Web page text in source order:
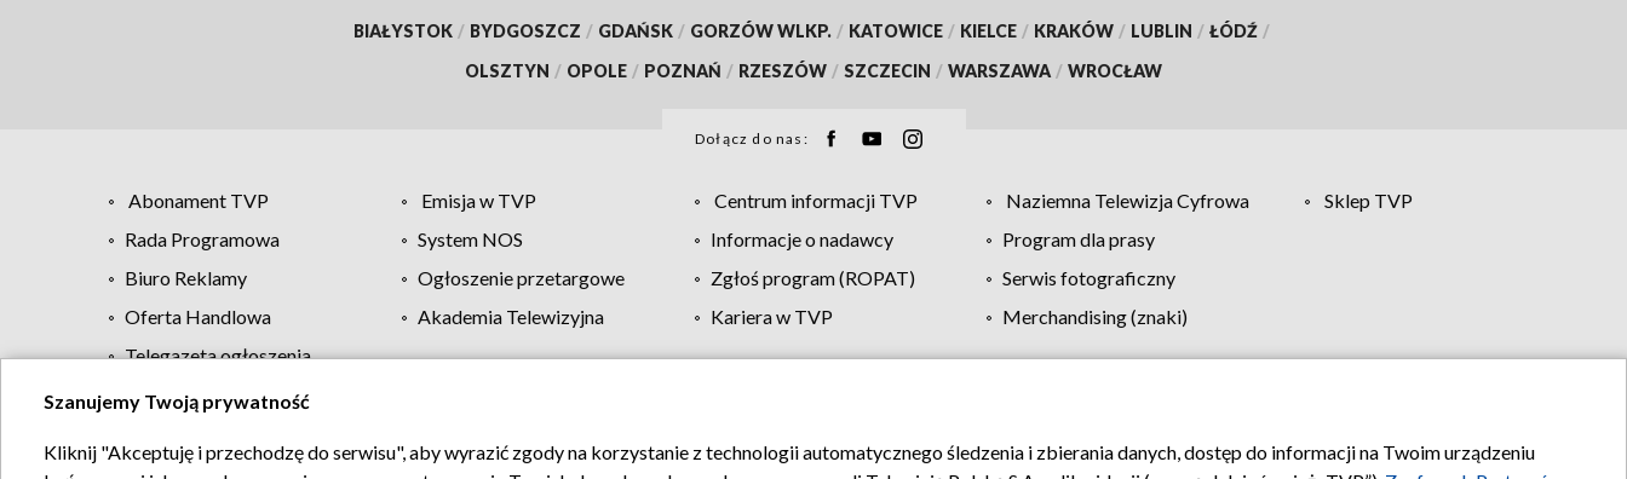
BIAŁYSTOK / BYDGOSZCZ / GDAŃSK / GORZÓW WLKP. / KATOWICE / KIELCE / KRAKÓW / LUBLIN / ŁÓDŹ /
OLSZTYN / OPOLE / POZNAŃ / RZESZÓW / SZCZECIN / WARSZAWA / WROCŁAW
Dołącz do nas:
Abonament TVP Emisja w TVP Centrum informacji TVP Naziemna Telewizja Cyfrowa
Sklep TVP
Rada Programowa
System NOS Informacje o nadawcy
Program dla prasy
Biuro Reklamy
Ogłoszenie przetargowe Zgłoś program (ROPAT)
Serwis fotograficzny
Oferta Handlowa
Akademia Telewizyjna Kariera w TVP
Merchandising (znaki)
Telegazeta ogłoszenia
Regulamin TVP Polityka prywatności Moje zgody Pomoc Biuro reklamy Kontakt
Szanujemy Twoją prywatność
Kliknij "Akceptuję i przechodzę do serwisu", aby wyrazić zgody na korzystanie z technologii automatycznego śledzenia i zbierania danych, dostęp do informacji na Twoim urządzeniu